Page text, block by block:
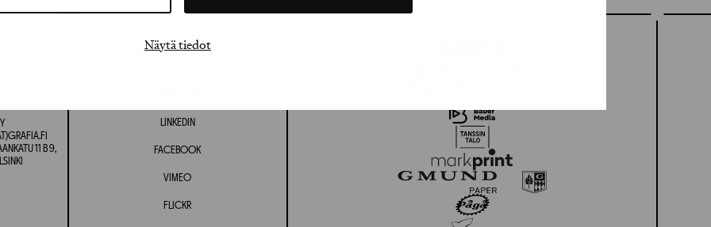
Näytä tiedot
11 B 9,
LINKEDIN
FACEBOOK
VIMEO
FLICKR